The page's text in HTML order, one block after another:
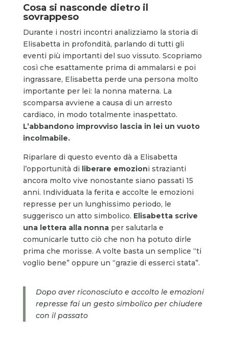
Cosa si nasconde dietro il
sovrappeso
Durante i nostri incontri analizziamo la storia di
Elisabetta in profondità, parlando di tutti gli
eventi più importanti del suo vissuto. Scopriamo
così che esattamente prima di ammalarsi e poi
ingrassare, Elisabetta perde una persona molto
importante per lei: la nonna materna. La
scomparsa avviene a causa di un arresto
cardiaco, in modo totalmente inaspettato.
L’abbandono improvviso lascia in lei un vuoto
incolmabile.
Riparlare di questo evento dà a Elisabetta
l’opportunità di liberare emozioni strazianti
ancora molto vive nonostante siano passati 15
anni. Individuata la ferita e accolte le emozioni
represse per un lunghissimo periodo, le
suggerisco un atto simbolico. Elisabetta scrive
una lettera alla nonnaper salutarla e
comunicarle tutto ciò che non ha potuto dirle
prima che morisse. A volte basta un semplice “ti
voglio bene” oppure un “grazie di esserci stata”.
Dopo aver riconosciuto e accolto le emozioni
represse fai un gesto simbolico per chiudere
con il passato